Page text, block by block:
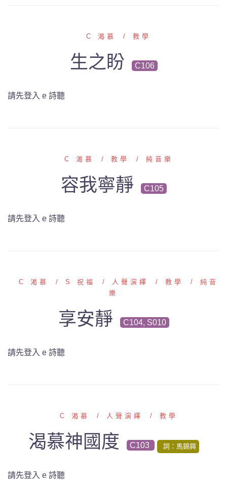
C 渴慕 教學
生之盼 C106
請先登入 e 詩聽
C 渴慕 教學 純音樂
容我寧靜 C105
請先登入 e 詩聽
C 渴慕 S 祝福 人聲演繹 教學
純音
樂
享安靜 C104, S010
請先登入 e 詩聽
C 渴慕 人聲演繹 教學
渴慕神國度 C103 詞：馬錦興
請先登入 e 詩聽